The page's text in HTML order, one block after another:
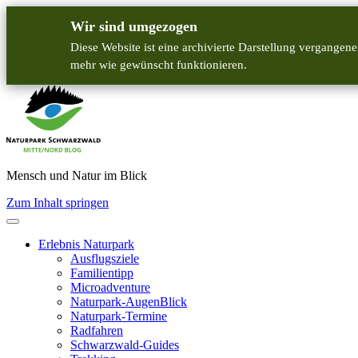
Wir sind umgezogen
Diese Website ist eine archivierte Darstellung
mehr wie gewünscht funktionieren.
Mensch und Natur im Blick
Zum Inhalt springen
Erlebnis Naturpark
Ausflugsziele
Familientipp
Microadventure
Naturpark-AugenBlick
Naturpark-Termine
Radfahren
Schwarzwald-Guides